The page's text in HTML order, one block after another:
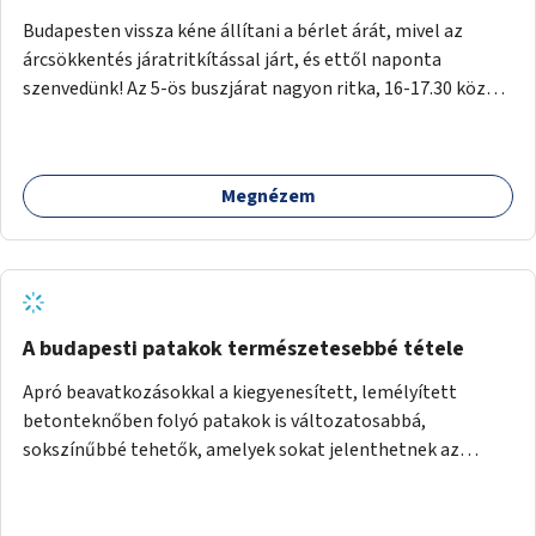
Budapesten vissza kéne állítani a bérlet árát, mivel az
árcsökkentés járatritkítással járt, és ettől naponta
szenvedünk! Az 5-ös buszjárat nagyon ritka, 16-17.30 között
kell utaznunk, gyerekkel együtt minden nap. Sokkal többet
érnénk vele, ha növelnék a bérlet árát és gyakorítanák a
megéreznénk.
Megnézem
A budapesti patakok természetesebbé tétele
Apró beavatkozásokkal a kiegyenesített, lemélyített
betonteknőben folyó patakok is változatosabbá,
sokszínűbbé tehetők, amelyek sokat jelenthetnek az